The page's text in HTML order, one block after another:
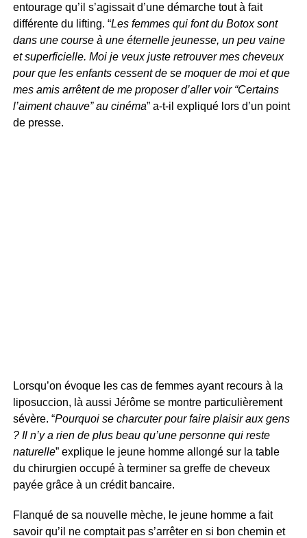
entourage qu’il s’agissait d’une démarche tout à fait
différente du lifting. “Les femmes qui font du Botox sont
dans une course à une éternelle jeunesse, un peu vaine
et superficielle. Moi je veux juste retrouver mes cheveux
pour que les enfants cessent de se moquer de moi et que
mes amis arrêtent de me proposer d’aller voir “Certains
l’aiment chauve” au cinéma” a-t-il expliqué lors d’un point
de presse.
Lorsqu’on évoque les cas de femmes ayant recours à la
liposuccion, là aussi Jérôme se montre particulièrement
sévère. “Pourquoi se charcuter pour faire plaisir aux gens
? Il n’y a rien de plus beau qu’une personne qui reste
naturelle” explique le jeune homme allongé sur la table
du chirurgien occupé à terminer sa greffe de cheveux
payée grâce à un crédit bancaire.
Flanqué de sa nouvelle mèche, le jeune homme a fait
savoir qu’il ne comptait pas s’arrêter en si bon chemin et